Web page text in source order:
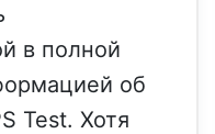
в полной
об
Test. Хотя